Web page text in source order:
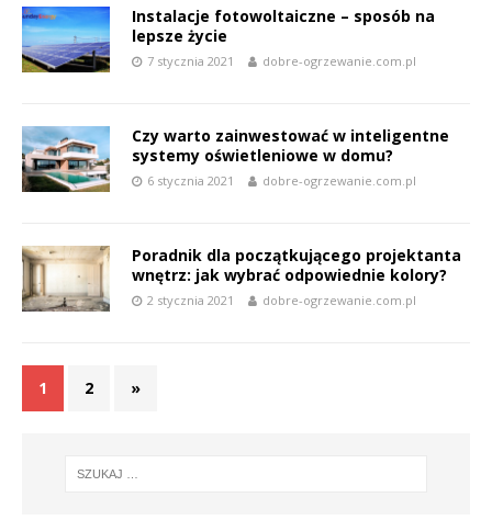
Instalacje fotowoltaiczne – sposób na
lepsze życie
7 stycznia 2021 dobre-ogrzewanie.com.pl
Czy warto zainwestować w inteligentne
systemy oświetleniowe w domu?
6 stycznia 2021 dobre-ogrzewanie.com.pl
Poradnik dla początkującego projektanta
wnętrz: jak wybrać odpowiednie kolory?
2 stycznia 2021 dobre-ogrzewanie.com.pl
1 2 »